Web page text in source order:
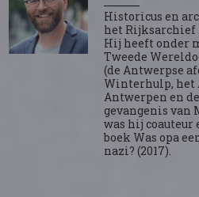
Historicus en
het Rijksarchief
Hij heeft onder
Tweede
(de Antwerpse
Winterhulp, het
Antwerpen en
gevangenis van
was hij coauteur
boek Was opa
nazi? (2017).